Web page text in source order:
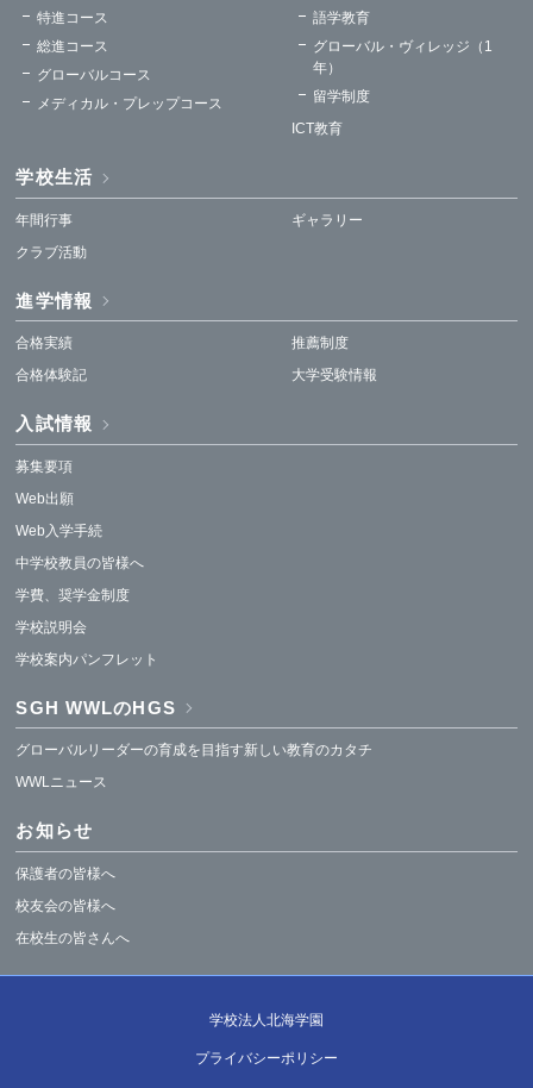
特進コース
総進コース
グローバルコース
メディカル・プレップコース
語学教育
グローバル・ヴィレッジ（1
年）
留学制度
ICT教育
学校生活
年間行事
クラブ活動
ギャラリー
進学情報
合格実績
合格体験記
推薦制度
大学受験情報
入試情報
募集要項
Web出願
Web入学手続
中学校教員の皆様へ
学費、奨学金制度
学校説明会
学校案内パンフレット
SGH WWLのHGS
グローバルリーダーの育成を目指す新しい教育のカタチ
WWLニュース
お知らせ
保護者の皆様へ
校友会の皆様へ
在校生の皆さんへ
学校法人北海学園
プライバシーポリシー